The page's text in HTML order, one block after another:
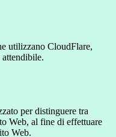
utilizzano CloudFlare,
per distinguere tra
Web, al fine di effettuare
Web.